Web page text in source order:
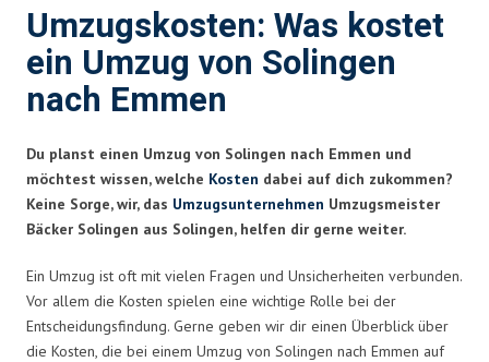
Umzugskosten: Was kostet
ein Umzug von Solingen
nach Emmen
Du planst einen Umzug von Solingen nach Emmen und
möchtest wissen, welche Kosten dabei auf dich zukommen?
Keine Sorge, wir, das Umzugsunternehmen Umzugsmeister
Bäcker Solingen aus Solingen, helfen dir gerne weiter.
Ein Umzug ist oft mit vielen Fragen und Unsicherheiten verbunden.
Vor allem die Kosten spielen eine wichtige Rolle bei der
Entscheidungsfindung. Gerne geben wir dir einen Überblick über
die Kosten, die bei einem Umzug von Solingen nach Emmen auf